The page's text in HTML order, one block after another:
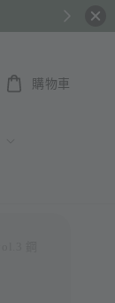
購物車